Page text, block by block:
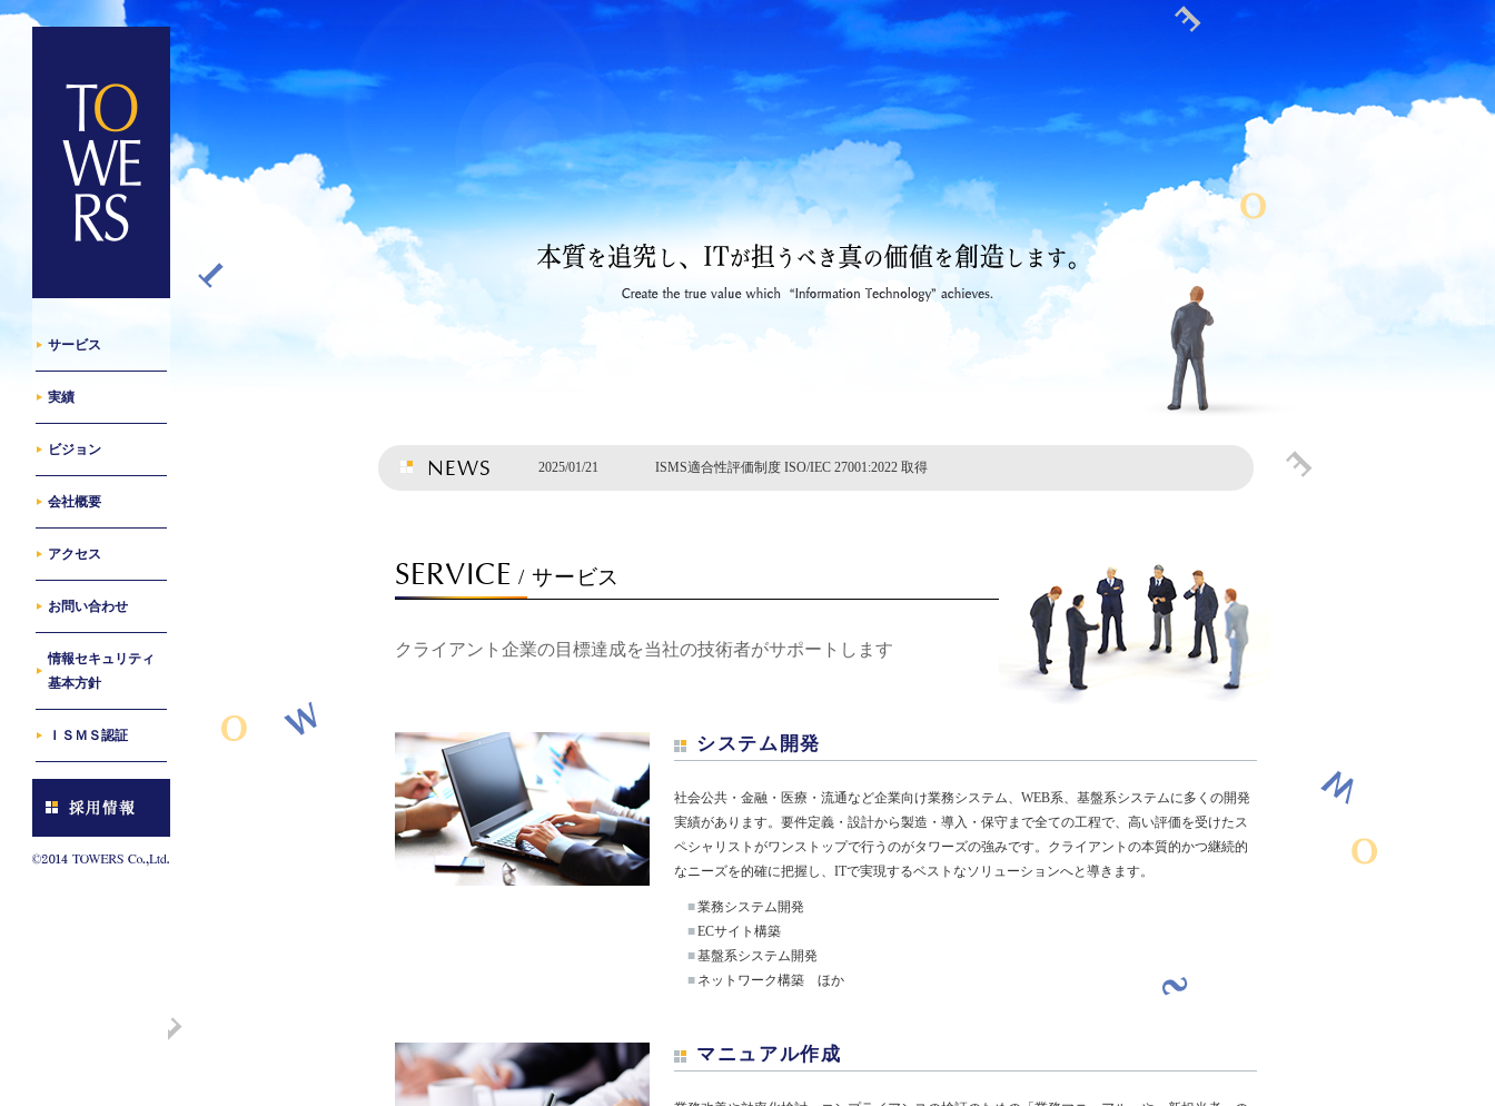
サービス
実績
ビジョン
会社概要
アクセス
お問い合わせ
情報セキュリティ
基本方針
ＩＳＭＳ認証
NEWS 2025/01/21 ISMS適合性評価制度 ISO/IEC 27001:2022 取得
SERVICE / サービス
クライアント企業の目標達成を当社の技術者がサポートします
システム開発
社会公共・金融・医療・流通など企業向け業務システム、WEB系、基盤系システムに多くの開発
実績があります。要件定義・設計から製造・導入・保守まで全ての工程で、高い評価を受けたス
ペシャリストがワンストップで行うのがタワーズの強みです。クライアントの本質的かつ継続的
なニーズを的確に把握し、ITで実現するベストなソリューションへと導きます。
■業務システム開発
■ECサイト構築
■基盤系システム開発
■ ネットワーク構築 ほか
マニュアル作成